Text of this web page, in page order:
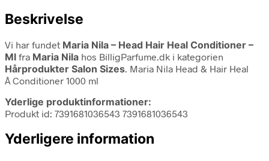
Beskrivelse
Vi har fundet Maria Nila – Head Hair Heal Conditioner –
Ml fra Maria Nila hos BilligParfume.dk i kategorien
Hårprodukter Salon Sizes. Maria Nila Head & Hair Heal
Â Conditioner 1000 ml
Yderlige produktinformationer:
Produkt id: 7391681036543 7391681036543
Yderligere information